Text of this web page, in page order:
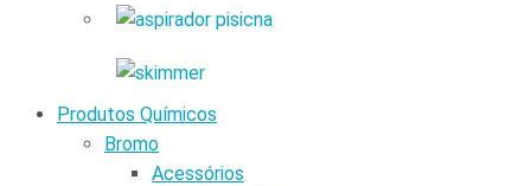
Produtos Químicos
Bromo
Acessórios